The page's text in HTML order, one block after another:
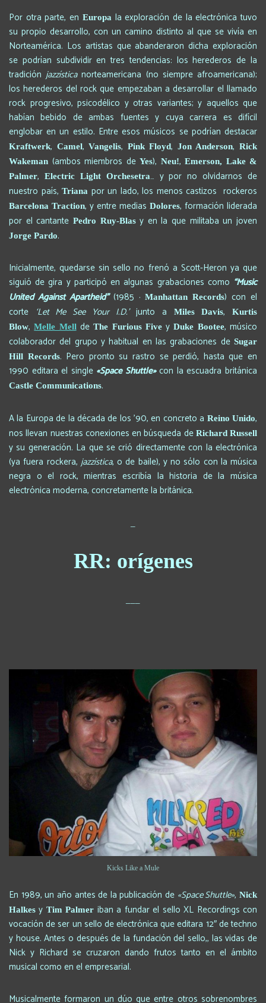
Por otra parte, en Europala exploración de la electrónica tuvo
su propio desarrollo, con un camino distinto al que se vivía en
Norteamérica. Los artistas que abanderaron dicha exploración
se podrían subdividir en tres tendencias: los herederos de la
tradiciónjazzísticanorteamericana (no siempre afroamericana);
los herederos del rock que empezaban a desarrollar el llamado
rock progresivo, psicodélico y otras variantes; y aquellos que
habían bebido de ambas fuentes y cuya carrera es difícil
englobar en un estilo. Entre esos músicos se podrían destacar
Kraftwerk, Camel,Vangelis, Pink Floyd, Jon Anderson,Rick
Wakeman (ambos miembros de Yes), Neu!, Emerson, Lake &
Palmer, Electric Light Orchesetra… y por no olvidarnos de
nuestro país, Triana por un lado, los menos castizos rockeros
Barcelona Traction, y entre medias Dolores, formación liderada
por el cantante Pedro Ruy-Blasy en la que militaba un joven
Jorge Pardo.
Inicialmente, quedarse sin sello no frenó a Scott-Heron ya que
siguió de gira y participó en algunas grabaciones como “Music
United Against Apartheid”(1985 ·Manhattan Records) con el
corte ‘Let Me See Your I.D.’junto a Miles Davis,Kurtis
Blow,Melle MelldeThe Furious FiveyDuke Bootee, músico
colaborador del grupo y habitual en las grabaciones de Sugar
Hill Records. Pero pronto su rastro se perdió, hasta que en
1990 editara el single «Space Shuttle»con la escuadra británica
Castle Communications.
A la Europa de la década de los ’90, en concreto a Reino Unido,
nos llevan nuestras conexiones en búsqueda de Richard Russell
y su generación. La que se crió directamente con la electrónica
(ya fuera rockera,jazzística, o de baile), y no sólo con la música
negra o el rock, mientras escribía la historia de la música
electrónica moderna, concretamente la británica.
RR: orígenes
Kicks Like a Mule
En 1989, un año antes de la publicación de «Space Shuttle»,Nick
Halkes y Tim Palmer iban a fundar el sello XL Recordings con
vocación de ser un sello de electrónica que editara 12″ de techno
y house. Antes o después de la fundación del sello,, las vidas de
Nick y Richard se cruzaron dando frutos tanto en el ámbito
musical como en el empresarial.
Musicalmente formaron un dúo que entre otros sobrenombres